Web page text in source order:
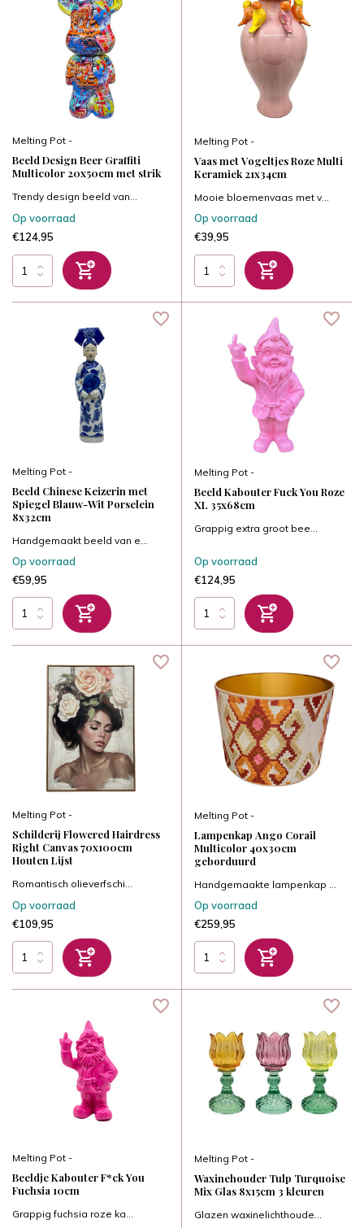
Melting Pot -
Beeld Design Beer Graffiti
Multicolor 20x50cm met strik
Trendy design beeld van...
Op voorraad
€124,95
Melting Pot -
Vaas met Vogeltjes Roze Multi
Keramiek 21x34cm
Mooie bloemenvaas met v...
Op voorraad
€39,95
Melting Pot -
Beeld Chinese Keizerin met
Spiegel Blauw-Wit Porselein
8x32cm
Handgemaakt beeld van e...
Op voorraad
€59,95
Melting Pot -
Beeld Kabouter Fuck You Roze
XL 35x68cm
Grappig extra groot bee...
Op voorraad
€124,95
Melting Pot -
Schilderij Flowered Hairdress
Right Canvas 70x100cm
Houten Lijst
Romantisch olieverfschi...
Op voorraad
€109,95
Melting Pot -
Lampenkap Ango Corail
Multicolor 40x30cm
geborduurd
Handgemaakte lampenkap ...
Op voorraad
€259,95
Melting Pot -
Beeldje Kabouter F*ck You
Fuchsia 10cm
Grappig fuchsia roze ka...
Melting Pot -
Waxinehouder Tulp Turquoise
Mix Glas 8x15cm 3 kleuren
Glazen waxinelichthoude...